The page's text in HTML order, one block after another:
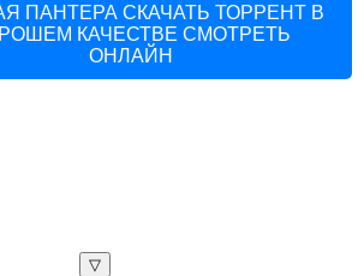
ПАНТЕРА СКАЧАТЬ ТОРРЕНТ В
КАЧЕСТВЕ СМОТРЕТЬ
ОНЛАЙН
▽